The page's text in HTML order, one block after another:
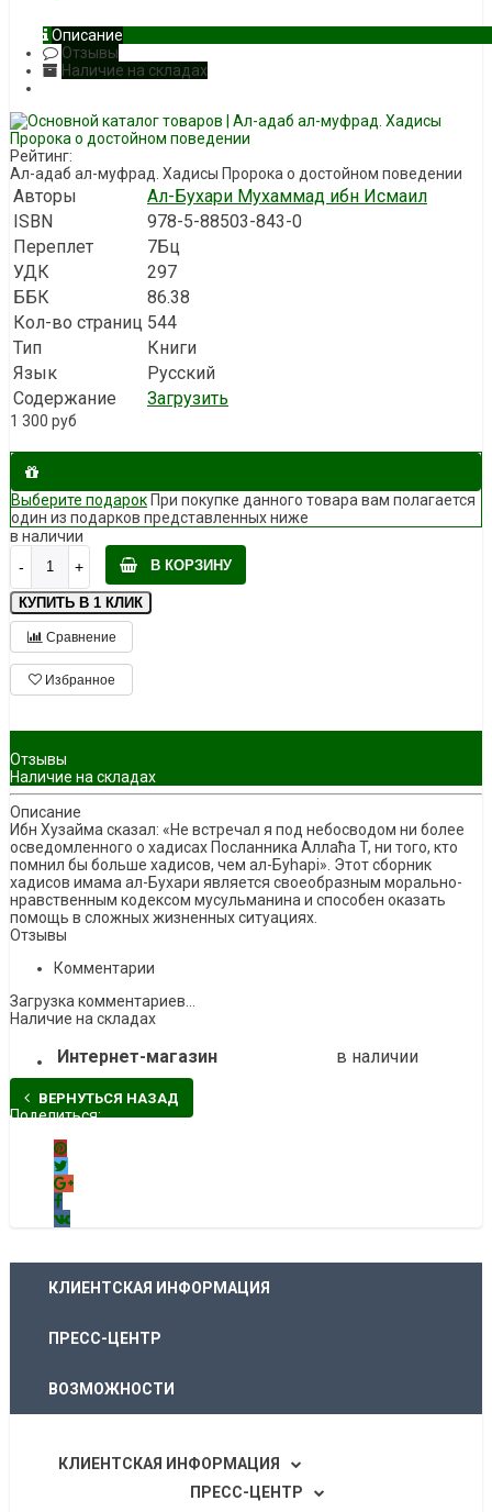
Описание
Отзывы
Наличие на складах
Рейтинг:
Ал-адаб ал-муфрад. Хадисы Пророка о достойном поведении
Авторы
Ал-Бухари Мухаммад ибн Исмаил
ISBN
978-5-88503-843-0
Переплет
7Бц
УДК
297
ББК
86.38
Кол-во страниц 544
Тип
Книги
Язык
Русский
Содержание
Загрузить
1 300 руб
Выберите подарок При покупке данного товара вам полагается
один из подарков представленных ниже
в наличии
В КОРЗИНУ
КУПИТЬ В 1 КЛИК
Сравнение
Избранное
Отзывы
Наличие на складах
Описание
Ибн Хузайма сказал: «Не встречал я под небосводом ни более
осведомленного о хадисах Посланника Аллaћа T, ни того, кто
помнил бы больше хадисов, чем ал-Буhaрi». Этот сборник
хадисов имама ал-Бухари является своеобразным морально-
нравственным кодексом мусульманина и способен оказать
помощь в сложных жизненных ситуациях.
Отзывы
Комментарии
Загрузка комментариев...
Наличие на складах
Интернет-магазин в наличии
ВЕРНУТЬСЯ НАЗАД
Поделиться:
КЛИЕНТСКАЯ ИНФОРМАЦИЯ
ПРЕСС-ЦЕНТР
ВОЗМОЖНОСТИ
КЛИЕНТСКАЯ ИНФОРМАЦИЯ
ПРЕСС-ЦЕНТР